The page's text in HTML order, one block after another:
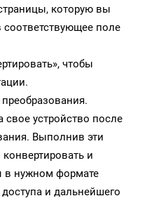
которую вы
соответствующее поле
чтобы
свое устройство после
Выполнив эти
и
в нужном формате
и дальнейшего